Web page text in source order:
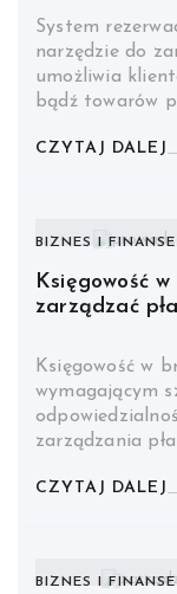
System
narzędzie do
umożliwia
bądź towarów
CZYTAJ DALEJ
BIZNES I FINANSE
Księgowość
zarządzać
Księgowość w
wymagającym
zarządzania
CZYTAJ DALEJ
BIZNES I FINANSE